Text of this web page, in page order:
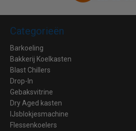
Categorieën
Barkoeling
Bakkerij Koelkasten
Blast Chillers
Drop-In
Gebaksvitrine
Dry Aged kasten
IJsblokjesmachine
Flessenkoelers